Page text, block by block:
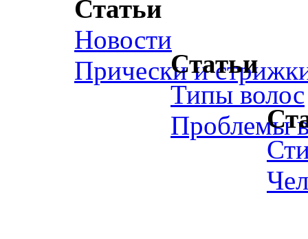
Статьи
Новости
Прически иСтатьи
Типы волос
Проблемы